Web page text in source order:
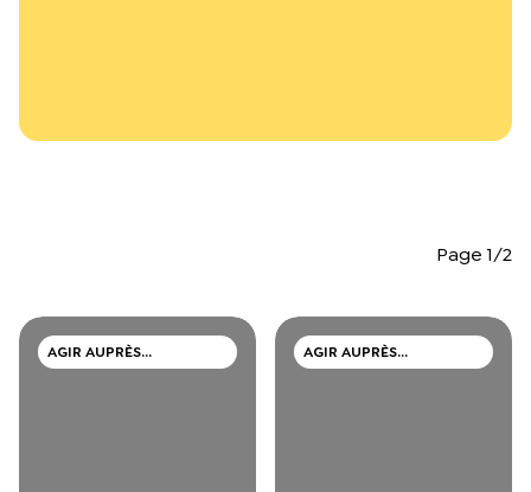
Podcast 🎙️
Page 1/2
AGIR AUPRÈS
D’ADOLESCENTS ET DE
AGIR AUPRÈS
D’ADOLESCENTS ET DE